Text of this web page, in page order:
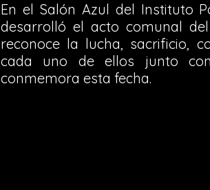
En el Salón Azul del Instituto
desarrolló el acto comunal
reconoce la lucha, sacrificio,
cada uno de ellos junto
conmemora esta fecha.